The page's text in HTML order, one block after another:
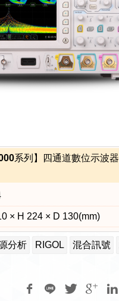
系列】四通道數位示波器
× H 224 × D 130(mm)
分析 RIGOL 混合訊號